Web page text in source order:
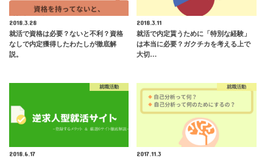
2018.3.28
就活で資格は必要？ないと不利？資格
なしで内定獲得したわたしが徹底解
説。
2018.3.11
就活で内定貰うために「特別な経験」
は本当に必要？ガクチカを考える上で
大切…
就職活動
2018.6.17
就職活動
2017.11.3